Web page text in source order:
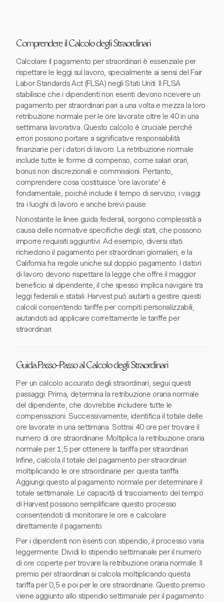
Comprendere il Calcolo degli Straordinari
Calcolare il pagamento per straordinari è essenziale per
rispettare le leggi sul lavoro, specialmente ai sensi del Fair
Labor Standards Act (FLSA) negli Stati Uniti. Il FLSA
stabilisce che i dipendenti non esenti devono ricevere un
pagamento per straordinari pari a una volta e mezza la loro
retribuzione normale per le ore lavorate oltre le 40 in una
settimana lavorativa. Questo calcolo è cruciale perché
errori possono portare a significative responsabilità
finanziarie per i datori di lavoro. La retribuzione normale
include tutte le forme di compenso, come salari orari,
bonus non discrezionali e commissioni. Pertanto,
comprendere cosa costituisce 'ore lavorate' è
fondamentale, poiché include il tempo di servizio, i viaggi
tra i luoghi di lavoro e anche brevi pause.
Nonostante le linee guida federali, sorgono complessità a
causa delle normative specifiche degli stati, che possono
imporre requisiti aggiuntivi. Ad esempio, diversi stati
richiedono il pagamento per straordinari giornalieri, e la
California ha regole uniche sul doppio pagamento. I datori
di lavoro devono rispettare la legge che offre il maggior
beneficio al dipendente, il che spesso implica navigare tra
leggi federali e statali. Harvest può aiutarti a gestire questi
calcoli consentendo tariffe per compiti personalizzabili,
aiutandoti ad applicare correttamente le tariffe per
straordinari.
Guida Passo-Passo al Calcolo degli Straordinari
Per un calcolo accurato degli straordinari, segui questi
passaggi. Prima, determina la retribuzione oraria normale
del dipendente, che dovrebbe includere tutte le
compensazioni. Successivamente, identifica il totale delle
ore lavorate in una settimana. Sottrai 40 ore per trovare il
numero di ore straordinarie. Moltiplica la retribuzione oraria
normale per 1,5 per ottenere la tariffa per straordinari.
Infine, calcola il totale del pagamento per straordinari
moltiplicando le ore straordinarie per questa tariffa.
Aggiungi questo al pagamento normale per determinare il
totale settimanale. Le capacità di tracciamento del tempo
di Harvest possono semplificare questo processo
consentendoti di monitorare le ore e calcolare
direttamente il pagamento.
Per i dipendenti non esenti con stipendio, il processo varia
leggermente. Dividi lo stipendio settimanale per il numero
di ore coperte per trovare la retribuzione oraria normale. Il
premio per straordinari si calcola moltiplicando questa
tariffa per 0,5 e poi per le ore straordinarie. Questo premio
viene aggiunto allo stipendio settimanale per il pagamento